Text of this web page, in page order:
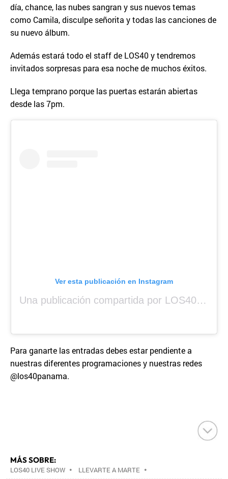
día, chance, las nubes sangran y sus nuevos temas
como Camila, disculpe señorita y todas las canciones de
su nuevo álbum.
Además estará todo el staff de LOS40 y tendremos
invitados sorpresas para esa noche de muchos éxitos.
Llega temprano porque las puertas estarán abiertas
desde las 7pm.
Ver esta publicación en Instagram
Una publicación compartida por LOS40 Panamá (@los40panama)
Para ganarte las entradas debes estar pendiente a
nuestras diferentes programaciones y nuestras redes
@los40panama.
MÁS SOBRE:
LOS40 LIVE SHOW • LLEVARTE A MARTE •